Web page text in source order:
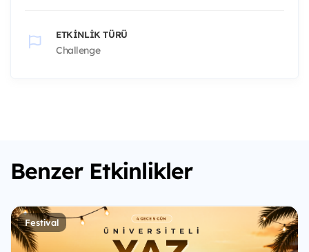
ETKINLIK TÜRÜ
Challenge
Benzer Etkinlikler
Festival